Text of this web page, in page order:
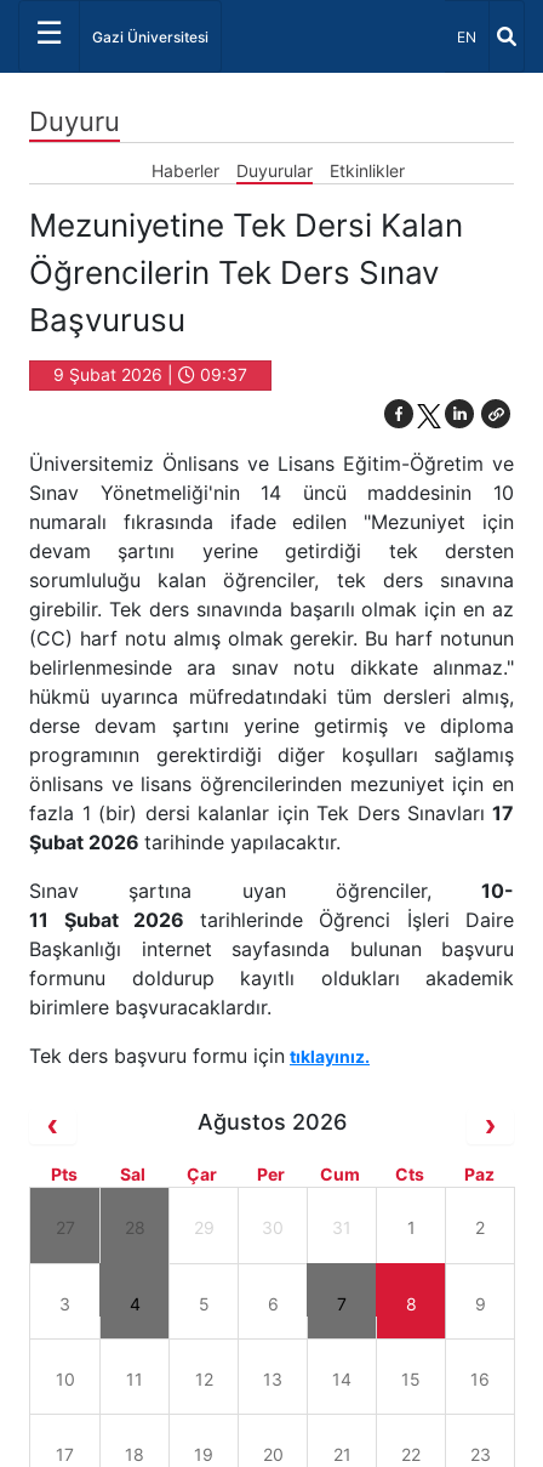
☰ Gazi Üniversitesi Dil Seçiniz
EN
Duyuru
Haberler Duyurular Etkinlikler
Mezuniyetine Tek Dersi Kalan
Öğrencilerin Tek Ders Sınav
Başvurusu
9 Şubat 2026 | 09:37
Üniversitemiz Önlisans ve Lisans Eğitim-Öğretim ve
Sınav Yönetmeliği'nin 14 üncü maddesinin 10
numaralı fıkrasında ifade edilen "Mezuniyet için
devam şartını yerine getirdiği tek dersten
sorumluluğu kalan öğrenciler, tek ders sınavına
girebilir. Tek ders sınavında başarılı olmak için en az
(CC) harf notu almış olmak gerekir. Bu harf notunun
belirlenmesinde ara sınav notu dikkate alınmaz."
hükmü uyarınca müfredatındaki tüm dersleri almış,
derse devam şartını yerine getirmiş ve diploma
programının gerektirdiği diğer koşulları sağlamış
önlisans ve lisans öğrencilerinden mezuniyet için en
fazla 1 (bir) dersi kalanlar için Tek Ders Sınavları 17
Şubat 2026 tarihinde yapılacaktır.
Sınav şartına uyan öğrenciler, 10-
11 Şubat 2026 tarihlerinde Öğrenci İşleri Daire
Başkanlığı internet sayfasında bulunan başvuru
formunu doldurup kayıtlı oldukları akademik
birimlere başvuracaklardır.
Tek ders başvuru formu için tıklayınız.
Ağustos 2026
Pts Sal Çar Per Cum Cts Paz
27 28 29 30 31 1 2
3 4 5 6 7 8 9
10 11 12 13 14 15 16
17 18 19 20 21 22 23